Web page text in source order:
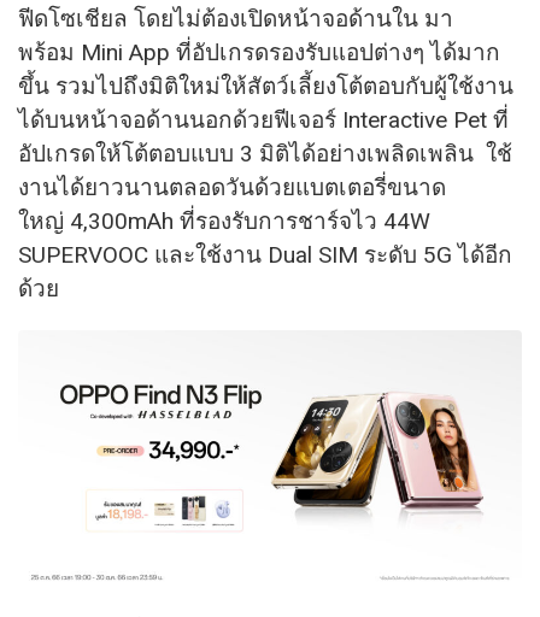
ฟีดโซเชียล โดยไม่ต้องเปิดหน้าจอด้านใน มา
พร้อม Mini App ที่อัปเกรดรองรับแอปต่างๆ ได้มาก
ขึ้น รวมไปถึงมิติใหม่ให้สัตว์เลี้ยงโต้ตอบกับผู้ใช้งาน
ได้บนหน้าจอด้านนอกด้วยฟีเจอร์ Interactive Pet ที่
อัปเกรดให้โต้ตอบแบบ 3 มิติได้อย่างเพลิดเพลิน ใช้
งานได้ยาวนานตลอดวันด้วยแบตเตอรี่ขนาด
ใหญ่ 4,300mAh ที่รองรับการชาร์จไว 44W
SUPERVOOC และใช้งาน Dual SIM ระดับ 5G ได้อีก
ด้วย